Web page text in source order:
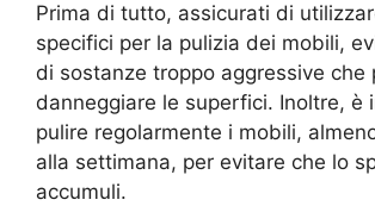
Prima di tutto, assicurati di
specifici per la pulizia dei mobili,
di sostanze troppo aggressive che
danneggiare le superfici. Inoltre, è
pulire regolarmente i mobili,
alla settimana, per evitare che lo
accumuli.